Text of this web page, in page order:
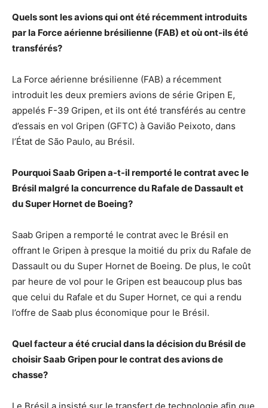
Quels sont les avions qui ont été récemment introduits
par la Force aérienne brésilienne (FAB) et où ont-ils été
transférés?
La Force aérienne brésilienne (FAB) a récemment
introduit les deux premiers avions de série Gripen E,
appelés F-39 Gripen, et ils ont été transférés au centre
d’essais en vol Gripen (GFTC) à Gavião Peixoto, dans
l’État de São Paulo, au Brésil.
Pourquoi Saab Gripen a-t-il remporté le contrat avec le
Brésil malgré la concurrence du Rafale de Dassault et
du Super Hornet de Boeing?
Saab Gripen a remporté le contrat avec le Brésil en
offrant le Gripen à presque la moitié du prix du Rafale de
Dassault ou du Super Hornet de Boeing. De plus, le coût
par heure de vol pour le Gripen est beaucoup plus bas
que celui du Rafale et du Super Hornet, ce qui a rendu
l’offre de Saab plus économique pour le Brésil.
Quel facteur a été crucial dans la décision du Brésil de
choisir Saab Gripen pour le contrat des avions de
chasse?
Le Brésil a insisté sur le transfert de technologie afin que